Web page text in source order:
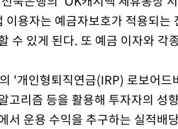
이용자는 예금자보호가 적용되
수 있게 된다. 또 예금 이자와 각
'개인형퇴직연금(IRP) 로보어
고리즘 등을 활용해 투자자의 성
서 운용 수익을 추구하는 실적배